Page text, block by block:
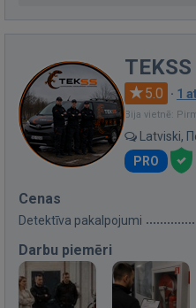
5.0 · 1
Bija vietnē:
Latviski,
PRO
Cenas
Detektīva pakalpojumi
Darbu piemēri